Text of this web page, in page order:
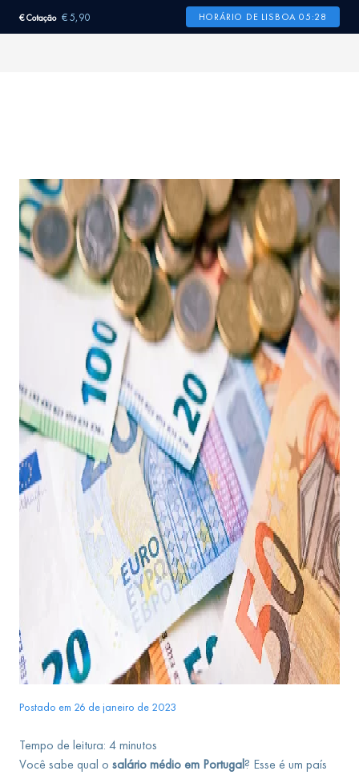
€ Cotação € 5,90 HORÁRIO DE LISBOA 05:28
Postado em 26 de janeiro de 2023
Tempo de leitura: 4 minutos
Você sabe qual o salário médio em Portugal? Esse é um país